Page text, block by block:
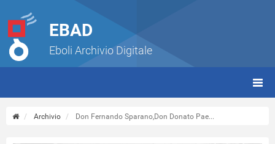
EBAD
Eboli Archivio Digitale
Archivio Don Fernando Sparano,Don Donato Pae...